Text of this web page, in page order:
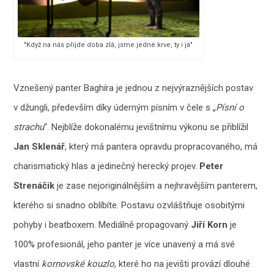
"Když na nás přijde doba zlá, jsme jedné krve, ty i já"
Vznešený panter Baghíra je jednou z nejvýraznějších postav
v džungli, především díky úderným písním v čele s „Písní o
strachu“. Nejblíže dokonalému jevištnímu výkonu se přiblížil
Jan Sklenář, který má pantera opravdu propracovaného, má
charismatický hlas a jedinečný herecký projev. Peter
Strenáčikje zase nejoriginálnějším a nejhravějším panterem,
kterého si snadno oblíbíte. Postavu ozvláštňuje osobitými
pohyby i beatboxem. Mediálně propagovaný Jiří Korn je
100% profesionál, jeho panter je více unavený a má své
vlastní kornovské kouzlo, které ho na jevišti provází dlouhé